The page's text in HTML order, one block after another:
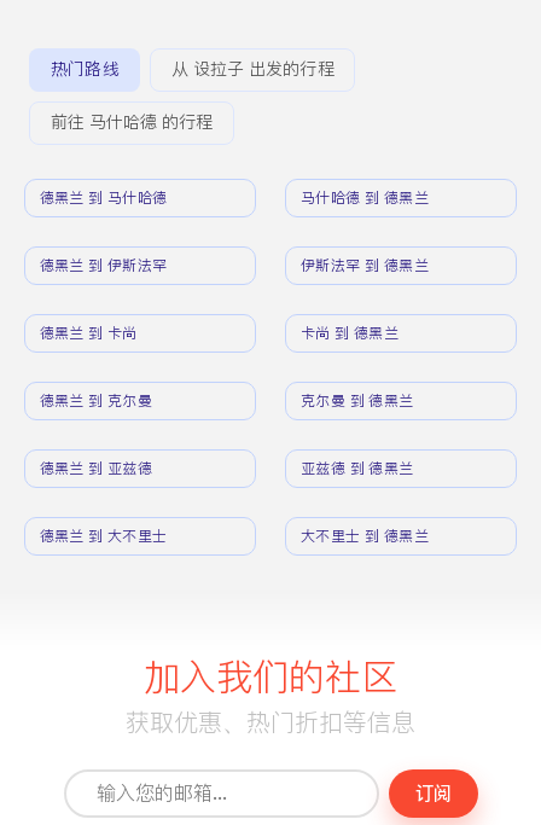
热门路线 从 设拉子 出发的行程
前往 马什哈德 的行程
德黑兰 到 马什哈德 马什哈德 到 德黑兰
德黑兰 到 伊斯法罕 伊斯法罕 到 德黑兰
德黑兰 到 卡尚 卡尚 到 德黑兰
德黑兰 到 克尔曼 克尔曼 到 德黑兰
德黑兰 到 亚兹德 亚兹德 到 德黑兰
德黑兰 到 大不里士 大不里士 到 德黑兰
加入我们的社区
获取优惠、热门折扣等信息
订阅